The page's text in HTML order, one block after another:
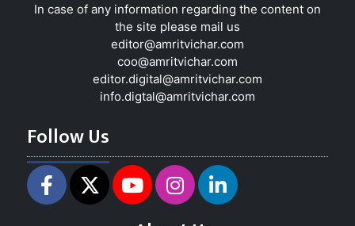
In case of any information regarding the content on
the site please mail us
editor@amritvichar.com
coo@amritvichar.com
editor.digital@amritvichar.com
info.digtal@amritvichar.com
Follow Us